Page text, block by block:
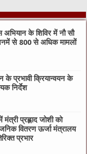
अभियान के शिविर में नौ सौ
से 800 से अधिक मामलों
के प्रभावी क्रियान्वयन के
निर्देश
मंत्री प्रह्लाद जोशी को
वितरण ऊर्जा मंत्रालय
प्रभार